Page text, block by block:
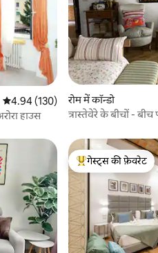
औसत रेटिंग 5 में से 4.94, 130 समीक्षाएँ
4.94 (130)
हाउस
रोम में कॉन्डो
त्रास्तेवेरे के बीचों -
गेस्ट्स का टॉप फ़ेवरेट
गेस्ट्स की फ़ेवरेट